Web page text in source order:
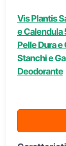
Vis Plantis
e Calendula
Pelle Dura
Stanchi e
Deodorante